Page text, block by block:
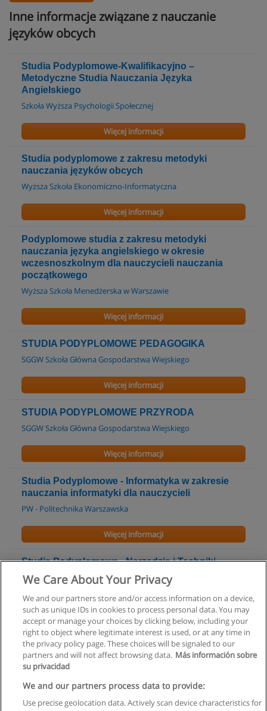
Inne informacje związane z nauczanie
języków obcych
Studia Podyplomowe-Kwalifikacyjno –
Metodyczne Studia Nauczania Języka
Angielskiego
Szkoła Wyższa Psychologii Społecznej
Więcej informacji
Studia podyplomowe z zakresu metodyki
nauczania języków obcych
Wyższa Szkoła Ekonomiczno-Informatyczna
Więcej informacji
Podyplomowe studia z zakresu metodyki
nauczania języka angielskiego w okresie
wczesnoszkolnym dla nauczycieli nauczania
początkowego
Wyższa Szkoła Menedżerska w Warszawie
Więcej informacji
STUDIA PODYPLOMOWE PEDAGOGIKA
SGGW Szkoła Główna Gospodarstwa Wiejskiego
Więcej informacji
STUDIA PODYPLOMOWE PRZYRODA
SGGW Szkoła Główna Gospodarstwa Wiejskiego
Więcej informacji
Studia Podyplomowe - Informatyka w zakresie
nauczania informatyki dla nauczycieli
PW - Politechnika Warszawska
Więcej informacji
Studia Podyplomowe - Narzędzia i Techniki
Wirtualnej Edukacji
Więcej informacji
Regulamin
Polityka ochrony danych osobowych
We Care About Your Privacy
We and our partners store and/or access information on a device,
such as unique IDs in cookies to process personal data. You may
accept or manage your choices by clicking below, including your
right to object where legitimate interest is used, or at any time in
the privacy policy page. These choices will be signaled to our
partners and will not affect browsing data. Más información sobre
su privacidad
We and our partners process data to provide:
Use precise geolocation data. Actively scan device characteristics for